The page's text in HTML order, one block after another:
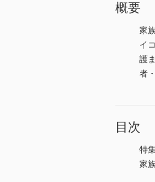
概要
家
イ
護
者
目次
特
家